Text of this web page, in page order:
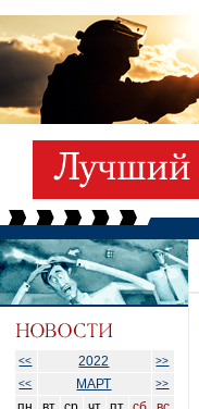
<< 2022
>>
<<
МАРТ >>